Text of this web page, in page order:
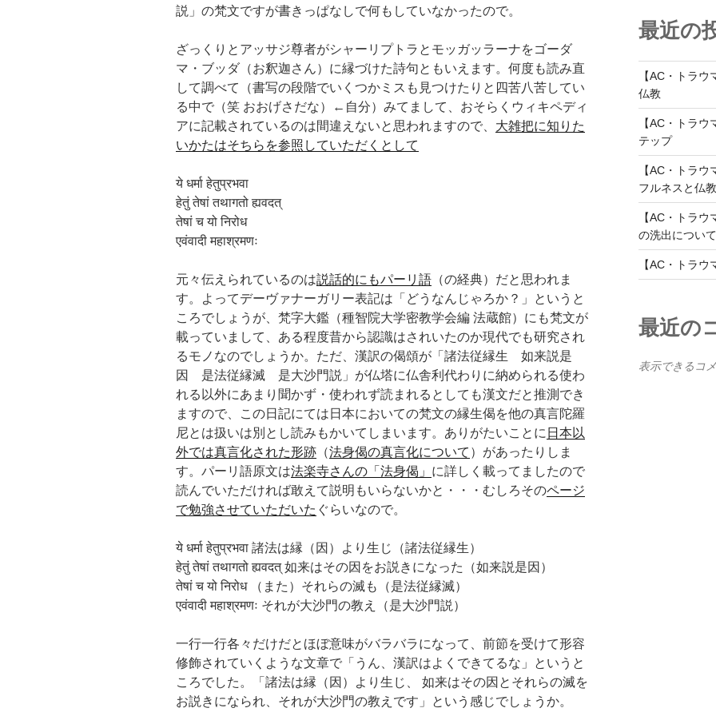
説」の梵文ですが書きっぱなしで何もしていなかったので。
ざっくりとアッサジ尊者がシャーリプトラとモッガッラーナをゴーダ
マ・ブッダ（お釈迦さん）に縁づけた詩句ともいえます。何度も読み直
して調べて（書写の段階でいくつかミスも見つけたりと四苦八苦してい
る中で（笑 おおげさだな）←自分）みてまして、おそらくウィキペディ
アに記載されているのは間違えないと思われますので、 大雑把に知りた
いかたはそちらを参照していただくとして
ये धर्मा हेतुप्रभवा
हेतुं तेषां तथागतो ह्यवदत्
तेषां च यो निरोध
एवंवादी महाश्रमणः
元々伝えられているのは説話的にもパーリ語 （の経典）だと思われま
す。よってデーヴァナーガリー表記は「どうなんじゃろか？」というと
ころでしょうが、梵字大鑑（種智院大学密教学会編 法蔵館）にも梵文が
載っていまして、ある程度昔から認識はされいたのか現代でも研究され
るモノなのでしょうか。ただ、漢訳の偈頌が「諸法従縁生 如来説是
因 是法従縁滅 是大沙門説」が仏塔に仏舎利代わりに納められる使わ
れる以外にあまり聞かず・使われず読まれるとしても漢文だと推測でき
ますので、この日記にては日本においての梵文の縁生偈を他の真言陀羅
尼とは扱いは別とし読みもかいてしまいます。ありがたいことに 日本以
外では真言化された形跡 （法身偈の真言化について ）があったりしま
す。パーリ語原文は法楽寺さんの「法身偈」 に詳しく載ってましたので
読んでいただければ敢えて説明もいらないかと・・・むしろそのページ
で勉強させていただいた ぐらいなので。
ये धर्मा हेतुप्रभवा 諸法は縁（因）より生じ（諸法従縁生）
हेतुं तेषां तथागतो ह्यवदत् 如来はその因をお説きになった（如来説是因）
तेषां च यो निरोध （また）それらの滅も（是法従縁滅）
एवंवादी महाश्रमणः それが大沙門の教え（是大沙門説）
一行一行各々だけだとほぼ意味がバラバラになって、前節を受けて形容
修飾されていくような文章で「うん、漢訳はよくできてるな」というと
ころでした。「諸法は縁（因）より生じ、 如来はその因とそれらの滅を
お説きになられ、それが大沙門の教えです」という感じでしょうか。
最近の
【AC・トラ
仏教
【AC・トラ
テップ
【AC・トラ
フルネスと仏教
【AC・トラ
の洗出について
【AC・トラ
最近の
表示できるコ